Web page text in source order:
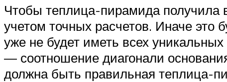
Чтобы теплица-пирамида получила
учетом точных расчетов. Иначе это
уже не будет иметь всех
— соотношение диагонали
должна быть правильная теплица-